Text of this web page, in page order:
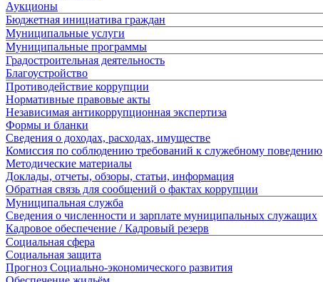
Аукционы
Бюджетная инициатива граждан
Муниципальные услуги
Муниципальные программы
Градостроительная деятельность
Благоустройство
Противодействие коррупции
Нормативные правовые акты
Независимая антикоррупционная экспертиза
Формы и бланки
Сведения о доходах, расходах, имуществе
Комиссия по соблюдению требований к служебному поведению
Методические материалы
Доклады, отчеты, обзоры, статьи, информация
Обратная связь для сообщений о фактах коррупции
Муниципальная служба
Сведения о численности и зарплате муниципальных служащих
Кадровое обеспечение / Кадровый резерв
Социальная сфера
Социальная защита
Прогноз Социально-экономического развития